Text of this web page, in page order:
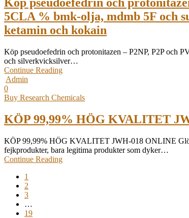
Köp pseudoefedrin och
5CLA % bmk-olja, mdmb 5F och
ketamin och kokain
Köp pseudoefedrin och protonitazen – P2NP, P2P och
och silverkvicksilver…
Continue Reading
Admin
0
Buy Research Chemicals
KÖP 99,99% HÖG KVALITET
KÖP 99,99% HÖG KVALITET JWH-018 ONLINE
fejkprodukter, bara legitima produkter som dyker…
Continue Reading
1
2
3
…
19